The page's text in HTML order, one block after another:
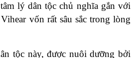
lý dân tộc chủ nghĩa gắn với
vốn rất sâu sắc trong lòng
tộc này, được nuôi dưỡng bởi